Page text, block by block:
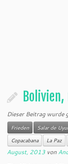
Dieser Beitrag wurde
Frieden
Salar de
Copacabana
La Paz
August, 2013 von